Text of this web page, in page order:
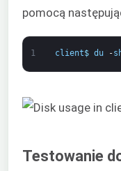
pomocą
1 client$ du -
Testowanie